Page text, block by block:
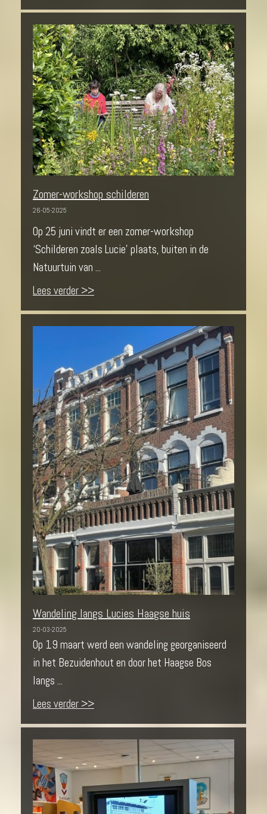
Zomer-workshop schilderen
26-05-2025
Op 25 juni vindt er een zomer-workshop
‘Schilderen zoals Lucie’ plaats, buiten in de
Natuurtuin van ...
Lees verder >>
Wandeling langs Lucies Haagse huis
20-03-2025
Op 19 maart werd een wandeling georganiseerd
in het Bezuidenhout en door het Haagse Bos
langs ...
Lees verder >>